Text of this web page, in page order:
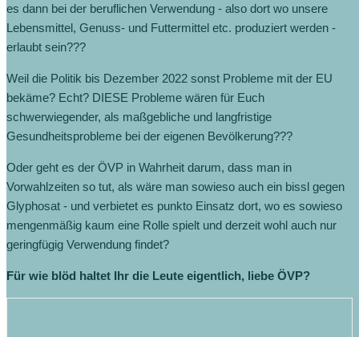
es dann bei der beruflichen Verwendung - also dort wo unsere
Lebensmittel, Genuss- und Futtermittel etc. produziert werden -
erlaubt sein???
Weil die Politik bis Dezember 2022 sonst Probleme mit der EU
bekäme? Echt? DIESE Probleme wären für Euch
schwerwiegender, als maßgebliche und langfristige
Gesundheitsprobleme bei der eigenen Bevölkerung???
Oder geht es der ÖVP in Wahrheit darum, dass man in
Vorwahlzeiten so tut, als wäre man sowieso auch ein bissl gegen
Glyphosat - und verbietet es punkto Einsatz dort, wo es sowieso
mengenmäßig kaum eine Rolle spielt und derzeit wohl auch nur
geringfügig Verwendung findet?
Für wie blöd haltet Ihr die Leute eigentlich, liebe ÖVP?